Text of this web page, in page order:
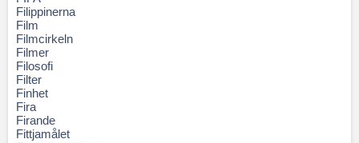
Filippinerna
Film
Filmcirkeln
Filmer
Filosofi
Filter
Finhet
Fira
Firande
Fittjamålet